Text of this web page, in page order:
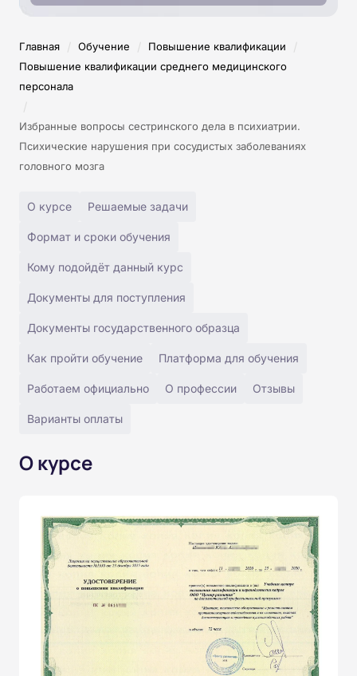
Главная / Обучение / Повышение квалификации /
Повышение квалификации среднего медицинского
персонала
/
Избранные вопросы сестринского дела в психиатрии.
Психические нарушения при сосудистых заболеваниях
головного мозга
О курсе Решаемые задачи
Формат и сроки обучения
Кому подойдёт данный курс
Документы для поступления
Документы государственного образца
Как пройти обучение Платформа для обучения
Работаем официально О профессии Отзывы
Варианты оплаты
О курсе